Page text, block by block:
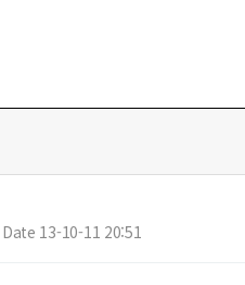
Date 13-10-11 20:51